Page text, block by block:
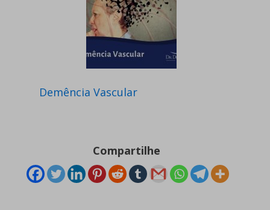
Demência Vascular
Compartilhe